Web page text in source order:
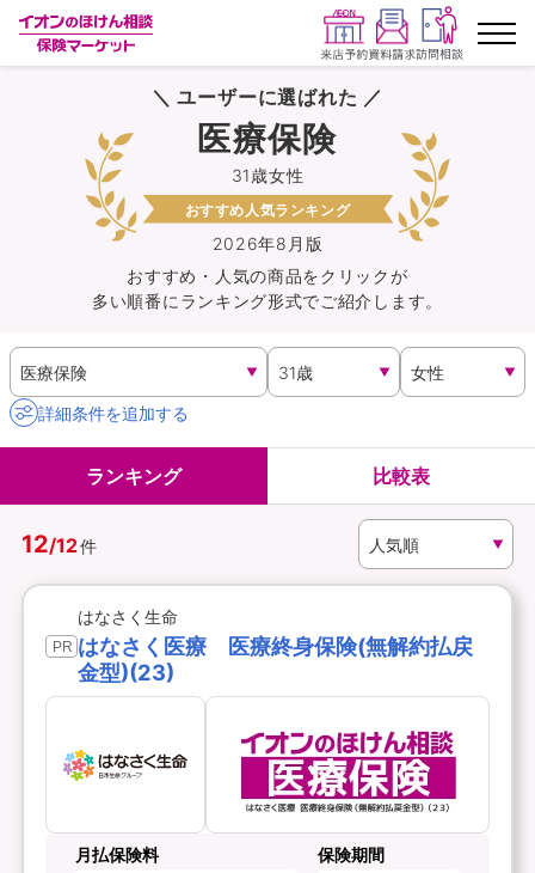
ランキングから探す
保険を比較する
保険会社から探す
イオンカード会員さま専用保険
キャンペーン一覧
イオングループ従業員さま向け
イオンカード会員さま専用保険
＼ ユーザーに選ばれた ／
2026年8月版
31歳女性
医療保険
おすすめ人気ランキング
おすすめ・人気の商品をクリックが
多い順番にランキング形式でご紹介します。
詳細条件を追加する
ランキング 比較表
12/12件
PR
はなさく生命
はなさく医療 医療終身保険(無解約払戻
金型)(23)
月払保険料 保険期間